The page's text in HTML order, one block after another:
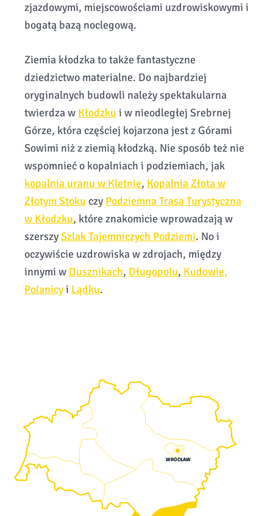
zjazdowymi, miejscowościami uzdrowiskowymi i
bogatą bazą noclegową.
Ziemia kłodzka to także fantastyczne
dziedzictwo materialne. Do najbardziej
oryginalnych budowli należy spektakularna
twierdza w Kłodzku i w nieodległej Srebrnej
Górze, która częściej kojarzona jest z Górami
Sowimi niż z ziemią kłodzką. Nie sposób też nie
wspomnieć o kopalniach i podziemiach, jak
kopalnia uranu w Kletnie, Kopalnia Złota w
Złotym Stoku czy Podziemna Trasa Turystyczna
w Kłodzku, które znakomicie wprowadzają w
szerszySzlak Tajemniczych Podziemi. No i
oczywiście uzdrowiska w zdrojach, między
innymi w Dusznikach, Długopolu, Kudowie,
Polanicyi Lądku.
WROCŁAW